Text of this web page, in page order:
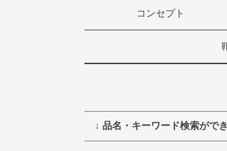
コンセプト
↓ 品名・キーワード検索がで